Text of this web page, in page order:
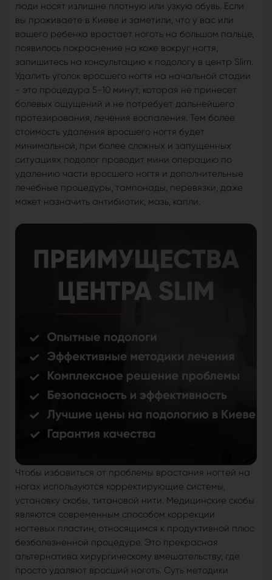
люди носят излишне плотную или узкую обувь. Если
вы проживаете в Киеве и заметили, что у вас или
вашего ребенка врастает ноготь на большом пальце,
появилось покраснение на коже вокруг ногтя,
запишитесь на консультацию к подологу в центр Slim.
Удалить уголок вросшего ногтя на начальной стадии
- это процедура 5-10 минут, которая не принесет
болевых ощущений и не потребует дальнейшего
протезирования, лечения воспаления. Тем более
стоимость удаления вросшего ногтя будет
минимальной, при более сложных и запущенных
ситуациях подолог проводит мини операцию по
удалению части вросшего ногтя и дополнительные
лечебные процедуры, тампонады, перевязки, даже
может назначить антибиотик, мазь, капли.
Чтобы избавиться от проблемы врастания ногтей на
ногах используются корректирующие системы,
установку скобы, титановой нити. Медицинские скобы
являются современным способом коррекции
ногтевых пластин, относящимся к продуктивной плюс
безболезненной процедуре. Это прекрасная
альтернатива хирургическому вмешательству, где
просто удаляют вросший ноготь. Суть методики